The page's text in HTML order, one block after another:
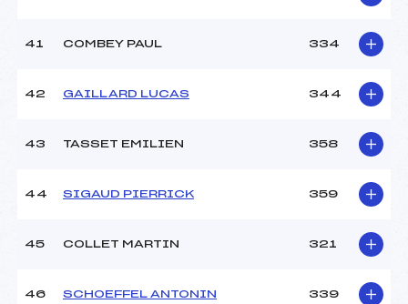
41 COMBEY PAUL 334
42 GAILLARD LUCAS 344
43 TASSET EMILIEN 358
44 SIGAUD PIERRICK 359
45 COLLET MARTIN 321
46 SCHOEFFEL ANTONIN 339